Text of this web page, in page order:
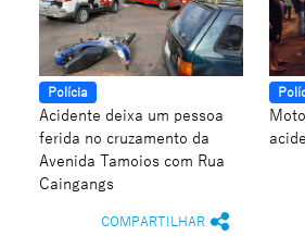
Polícia
Acidente deixa um pessoa
ferida no cruzamento da
Avenida Tamoios com Rua
Caingangs
COMPARTILHAR